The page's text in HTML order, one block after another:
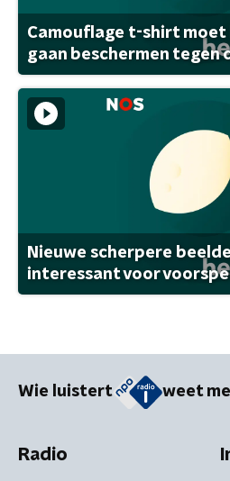
Camouflage t-shirt
gaan beschermen tegen
Nieuwe scherpere
interessant voor
Wie luistert weet
Radio